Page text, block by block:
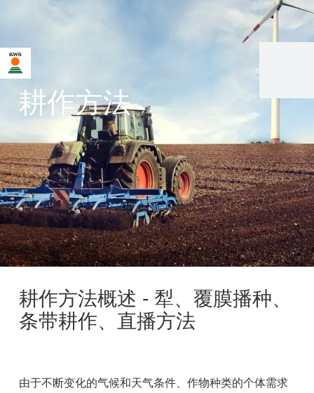
耕作方法
耕作方法概述 - 犁、覆膜播种、
条带耕作、直播方法
由于不断变化的气候和天气条件、作物种类的个体需求